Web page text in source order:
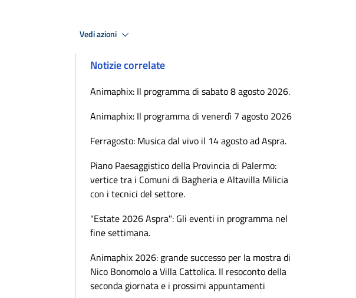
Vedi azioni
Notizie correlate
Animaphix: Il programma di sabato 8 agosto 2026.
Animaphix: Il programma di venerdì 7 agosto 2026
Ferragosto: Musica dal vivo il 14 agosto ad Aspra.
Piano Paesaggistico della Provincia di Palermo:
vertice tra i Comuni di Bagheria e Altavilla Milicia
con i tecnici del settore.
"Estate 2026 Aspra": Gli eventi in programma nel
fine settimana.
Animaphix 2026: grande successo per la mostra di
Nico Bonomolo a Villa Cattolica. Il resoconto della
seconda giornata e i prossimi appuntamenti